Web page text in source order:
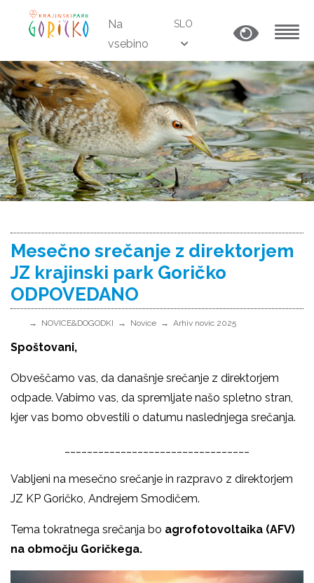
Na
vsebino
SLO
Mesečno srečanje z direktorjem
JZ krajinski park Goričko
ODPOVEDANO
NOVICE&DOGODKI Novice Arhiv novic 2025
Spoštovani,
Obveščamo vas, da današnje srečanje z direktorjem
odpade. Vabimo vas, da spremljate našo spletno stran,
kjer vas bomo obvestili o datumu naslednjega srečanja.
Vabljeni na mesečno srečanje in razpravo z direktorjem
JZ KP Goričko, Andrejem Smodičem.
Tema tokratnega srečanja bo agrofotovoltaika (AFV)
na območju Goričkega.